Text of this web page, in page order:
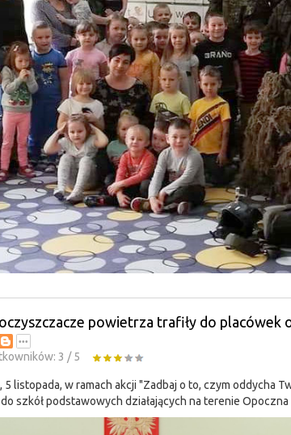
powietrza trafiły do placówek
3 /5
5 listopada, w ramach akcji "Zadbaj o to, czym oddycha
do szkół podstawowych działających na terenie